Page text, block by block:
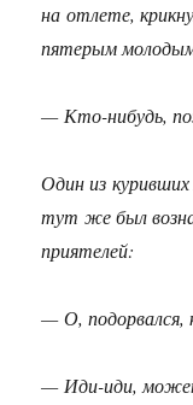
на отлете,
пятерым
— Кто-нибудь,
Один из
тут же был
приятелей:
— О, подорвался,
— Иди-иди,